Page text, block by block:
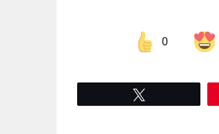
0
Share on Facebook